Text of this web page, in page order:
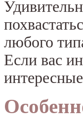
любого
Если вас